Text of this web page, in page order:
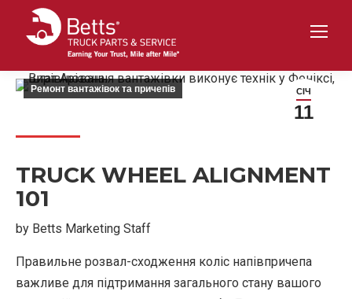
СІЧ
11
Ремонт вантажівок та причепів
TRUCK WHEEL ALIGNMENT
101
by Betts Marketing Staff
Правильне розвал-сходження коліс напівпричепа
важливе для підтримання загального стану вашого